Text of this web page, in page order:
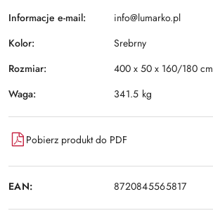
Informacje e-mail:
info@lumarko.pl
Kolor:
Srebrny
Rozmiar:
400 x 50 x 160/180 cm
Waga:
341.5 kg
Pobierz produkt do PDF
EAN: 8720845565817